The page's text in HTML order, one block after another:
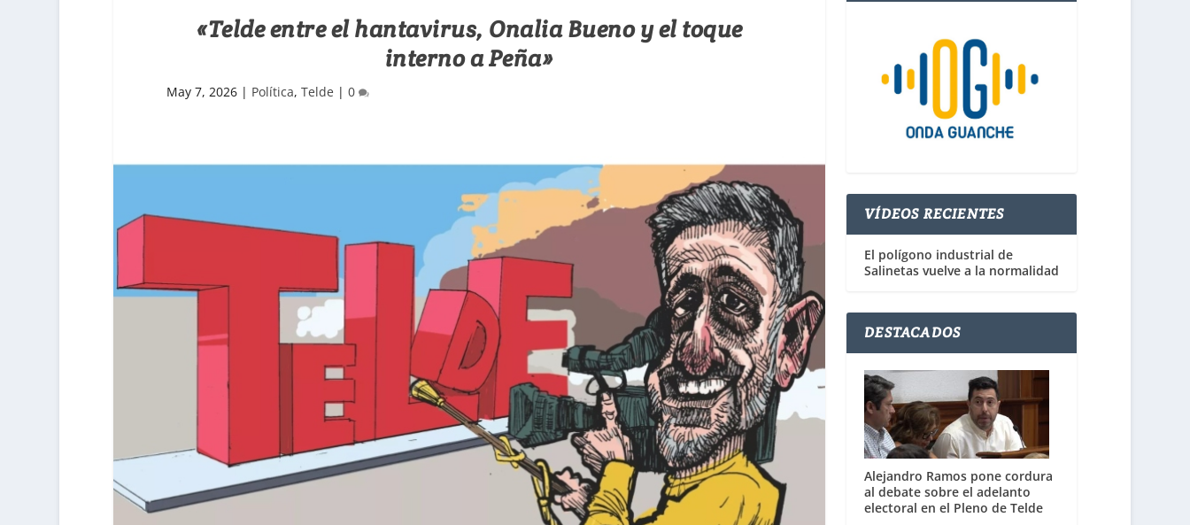
«Telde entre el hantavirus, Onalia Bueno y el toque
interno a Peña»
May 7, 2026| Política, Telde | 0
VÍDEOS RECIENTES
El polígono industrial de
Salinetas vuelve a la normalidad
DESTACADOS
Alejandro Ramos pone cordura
al debate sobre el adelanto
electoral en el Pleno de Telde